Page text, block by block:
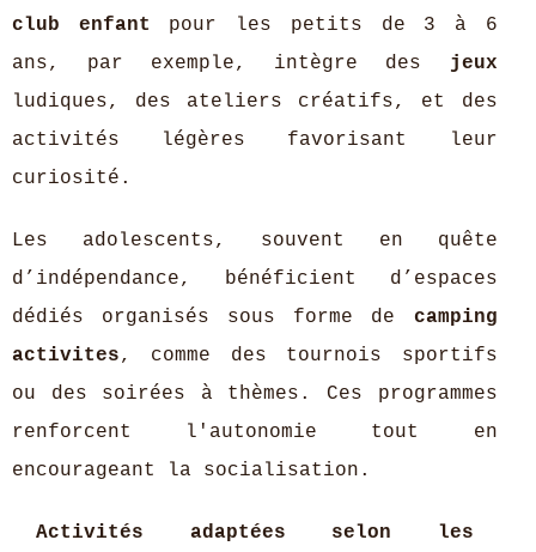
club enfant pour les petits de 3 à 6
ans, par exemple, intègre des jeux
ludiques, des ateliers créatifs, et des
activités légères favorisant leur
curiosité.
Les adolescents, souvent en quête
d’indépendance, bénéficient d’espaces
dédiés organisés sous forme de camping
activites, comme des tournois sportifs
ou des soirées à thèmes. Ces programmes
renforcent l'autonomie tout en
encourageant la socialisation.
Activités adaptées selon les